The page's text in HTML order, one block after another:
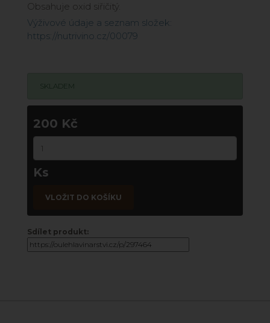
Obsahuje oxid siřičitý.
Výživové údaje a seznam složek:
https://nutrivino.cz/00079
SKLADEM
200 Kč
Ks
VLOŽIT DO KOŠÍKU
Sdílet produkt: